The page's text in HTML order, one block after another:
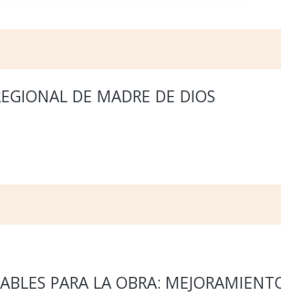
DE MADRE DE DIOS
PARA LA OBRA: